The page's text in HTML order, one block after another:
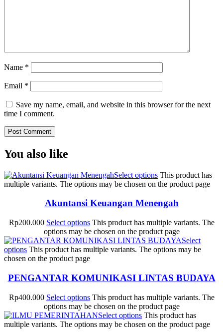
Name *
Email *
Save my name, email, and website in this browser for the next
time I comment.
You also like
Select options This product has
multiple variants. The options may be chosen on the product page
Akuntansi Keuangan Menengah
Rp200.000 Select options This product has multiple variants. The
options may be chosen on the product page
Select
options This product has multiple variants. The options may be
chosen on the product page
PENGANTAR KOMUNIKASI LINTAS BUDAYA
Rp400.000 Select options This product has multiple variants. The
options may be chosen on the product page
Select options This product has
multiple variants. The options may be chosen on the product page